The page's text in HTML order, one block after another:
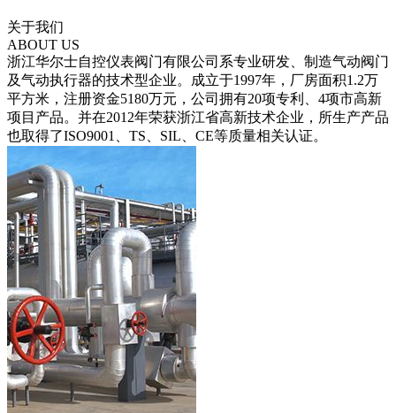
关于我们
ABOUT US
浙江华尔士自控仪表阀门有限公司系专业研发、制造气动阀门
及气动执行器的技术型企业。成立于1997年，厂房面积1.2万
平方米，注册资金5180万元，公司拥有20项专利、4项市高新
项目产品。并在2012年荣获浙江省高新技术企业，所生产产品
也取得了ISO9001、TS、SIL、CE等质量相关认证。